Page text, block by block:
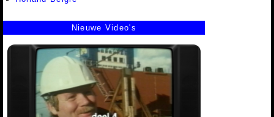
Nieuwe Video's